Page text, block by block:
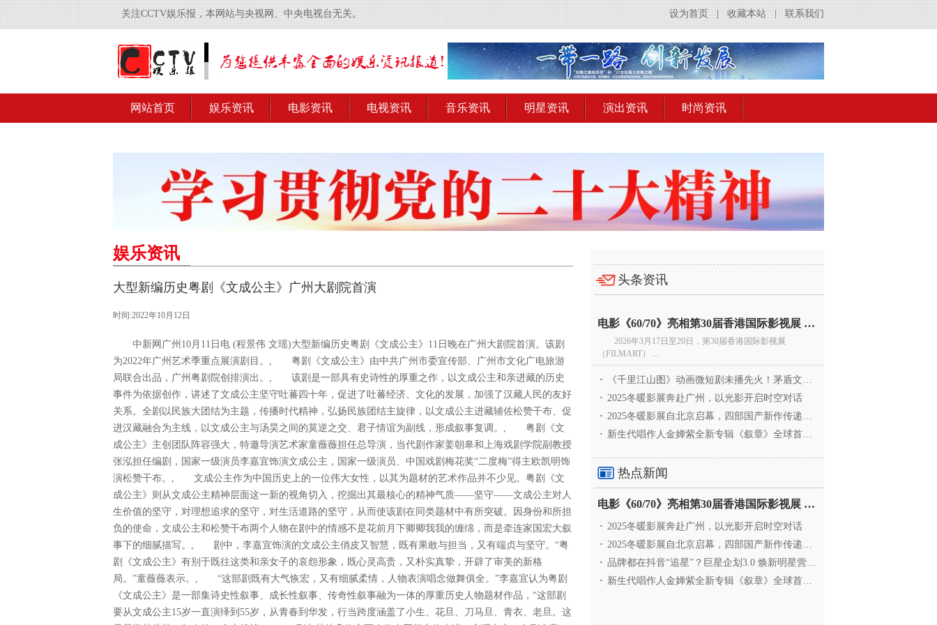
关注CCTV娱乐报，本网站与央视网、中央电视台无关。 联系我们
收藏本站
设为首页
网站首页 娱乐资讯 电影资讯 电视资讯 音乐资讯 明星资讯 演出资讯 时尚资讯
娱乐资讯
大型新编历史粤剧《文成公主》广州大剧院首演
时间:2022年10月12日
中新网广州10月11日电 (程景伟 文瑶)大型新编历史粤剧《文成公主》11日晚在广州大剧院首演。该剧
为2022年广州艺术季重点展演剧目。, 粤剧《文成公主》由中共广州市委宣传部、广州市文化广电旅游
局联合出品，广州粤剧院创排演出。, 该剧是一部具有史诗性的厚重之作，以文成公主和亲进藏的历史
事件为依据创作，讲述了文成公主坚守吐蕃四十年，促进了吐蕃经济、文化的发展，加强了汉藏人民的友好
关系。全剧以民族大团结为主题，传播时代精神，弘扬民族团结主旋律，以文成公主进藏辅佐松赞干布、促
进汉藏融合为主线，以文成公主与汤昊之间的莫逆之交、君子情谊为副线，形成叙事复调。, 粤剧《文
成公主》主创团队阵容强大，特邀导演艺术家童薇薇担任总导演，当代剧作家姜朝皋和上海戏剧学院副教授
张泓担任编剧，国家一级演员李嘉宜饰演文成公主，国家一级演员、中国戏剧梅花奖“二度梅”得主欧凯明饰
演松赞干布。, 文成公主作为中国历史上的一位伟大女性，以其为题材的艺术作品并不少见。粤剧《文
成公主》则从文成公主精神层面这一新的视角切入，挖掘出其最核心的精神气质——坚守——文成公主对人
生价值的坚守，对理想追求的坚守，对生活道路的坚守，从而使该剧在同类题材中有所突破。因身份和所担
负的使命，文成公主和松赞干布两个人物在剧中的情感不是花前月下卿卿我我的缠绵，而是牵连家国宏大叙
事下的细腻描写。, 剧中，李嘉宜饰演的文成公主俏皮又智慧，既有果敢与担当，又有端贞与坚守。“粤
剧《文成公主》有别于既往这类和亲女子的哀怨形象，既心灵高贵，又朴实真挚，开辟了审美的新格
局。”童薇薇表示。, “这部剧既有大气恢宏，又有细腻柔情，人物表演唱念做舞俱全。”李嘉宜认为粤剧
《文成公主》是一部集诗史性叙事、成长性叙事、传奇性叙事融为一体的厚重历史人物题材作品，“这部剧
要从文成公主15岁一直演绎到55岁，从青春到华发，行当跨度涵盖了小生、花旦、刀马旦、青衣、老旦。这
头条资讯
电影《60/70》亮相第30届香港国际影视展 冲刺戛纳备
2026年3月17日至20日，第30届香港国际影视展
（FILMART） ...
·
《千里江山图》动画微短剧未播先火！茅盾文学奖IP首
· 2025冬暖影展奔赴广州，以光影开启时空对话
· 2025冬暖影展自北京启幕，四部国产新作传递银幕温情
· 新生代唱作人金婵紫全新专辑《叙章》全球首发，颠覆
热点新闻
电影《60/70》亮相第30届香港国际影视展 冲刺戛纳备
· 2025冬暖影展奔赴广州，以光影开启时空对话
· 2025冬暖影展自北京启幕，四部国产新作传递银幕温情
· 品牌都在抖音“追星”？巨星企划3.0 焕新明星营销，让
· 新生代唱作人金婵紫全新专辑《叙章》全球首发，颠覆